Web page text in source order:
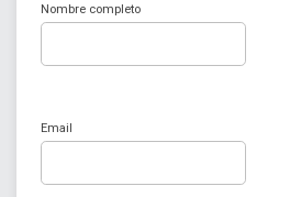
Nombre completo
Email